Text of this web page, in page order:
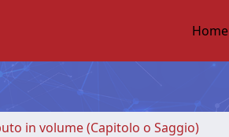
Home
in volume (Capitolo o Saggio)